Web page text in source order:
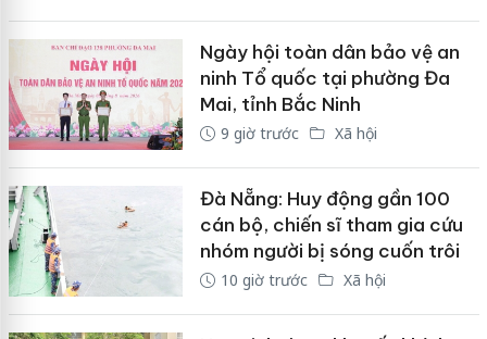
Ngày hội toàn dân bảo vệ an
ninh Tổ quốc tại phường Đa
Mai, tỉnh Bắc Ninh
9 giờ trước Xã hội
Đà Nẵng: Huy động gần 100
cán bộ, chiến sĩ tham gia cứu
nhóm người bị sóng cuốn trôi
10 giờ trước Xã hội